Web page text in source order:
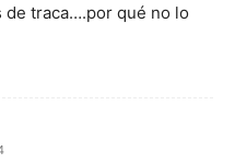
traca….por qué no lo